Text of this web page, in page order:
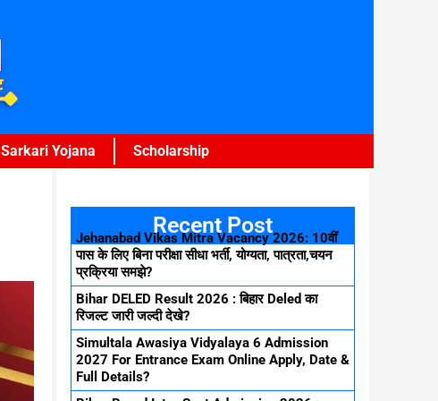
Sarkari Yojana Scholarship
Recent Post
Jehanabad Vikas Mitra Vacancy 2026: 10वीं
पास के लिए बिना परीक्षा सीधा भर्ती, योग्यता, पात्रता,चयन
प्रक्रिया समझे?
Bihar DELED Result 2026 : बिहार Deled का
रिजल्ट जारी जल्दी देखे?
Simultala Awasiya Vidyalaya 6 Admission
2027 For Entrance Exam Online Apply, Date &
Full Details?